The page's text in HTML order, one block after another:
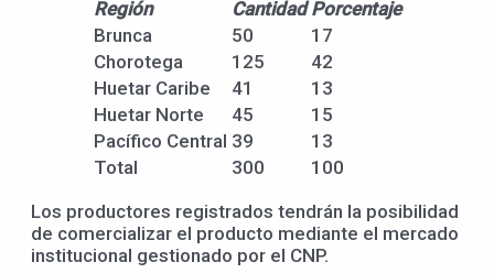
Región Cantidad Porcentaje
Brunca
50
17
Chorotega
125
42
Huetar Caribe
41
13
Huetar Norte
45
15
Pacífico Central 39
13
Total
300
100
Los productores registrados tendrán la posibilidad
de comercializar el producto mediante el mercado
institucional gestionado por el CNP.